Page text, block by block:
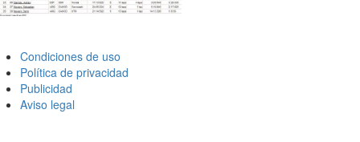
Condiciones de uso
Política de privacidad
Publicidad
Aviso legal